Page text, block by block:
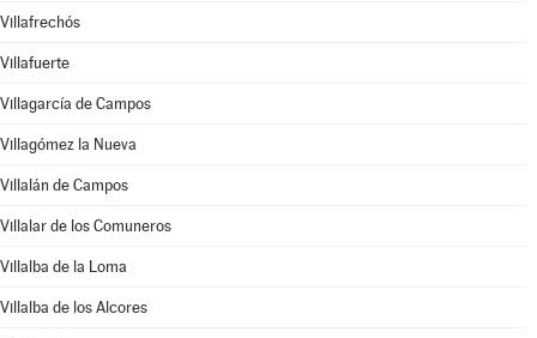
Villafrechós
Villafuerte
Villagarcía de Campos
Villagómez la Nueva
Villalán de Campos
Villalar de los Comuneros
Villalba de la Loma
Villalba de los Alcores